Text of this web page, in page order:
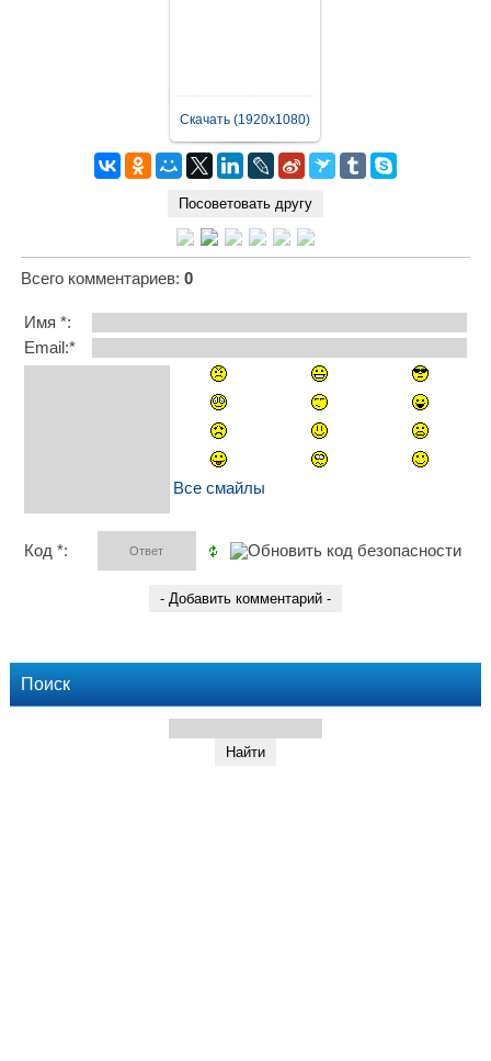
Скачать (1920x1080)
Всего комментариев: 0
Имя *:
Email:*
Все смайлы
Код *:
Поиск